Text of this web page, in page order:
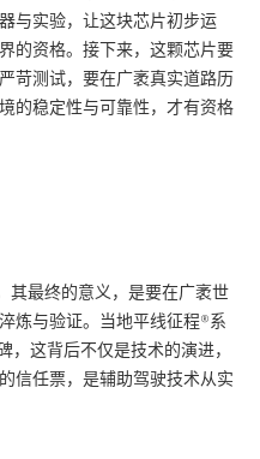
与实验，让这块芯片初步运
的资格。接下来，这颗芯片要
苛测试，要在广袤真实道路历
的稳定性与可靠性，才有资格
其最终的意义，是要在广袤世
炼与验证。当地平线征程®系
这背后不仅是技术的演进，
信任票，是辅助驾驶技术从实